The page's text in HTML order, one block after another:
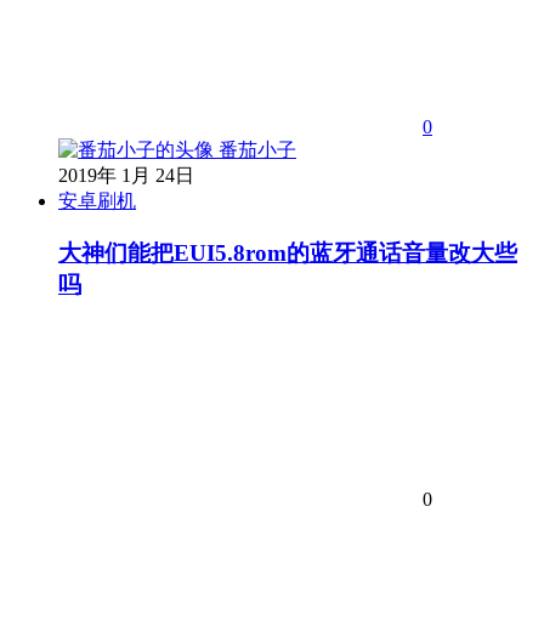
0
番茄小子
2019年 1月 24日
安卓刷机
大神们能把EUI5.8rom的蓝牙通话音量改大些
吗
0